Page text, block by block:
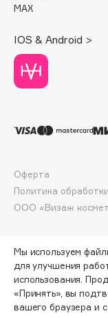
Dessange
Dior
Divage
Dorco
Dr. Vranjes Firenze
Dr.Althea
Dr.Ceuracle
DSD de Luxe
Dyson
MAX
IOS & Android >
ООО «Визаж
Оферта
Политика
Мы используем
для улучшения
использования.
«Принять», вы
вашего браузера и